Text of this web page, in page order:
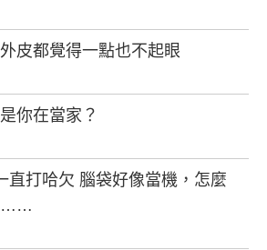
皮都覺得一點也不起眼
你在當家？
直打哈欠 腦袋好像當機，怎麼